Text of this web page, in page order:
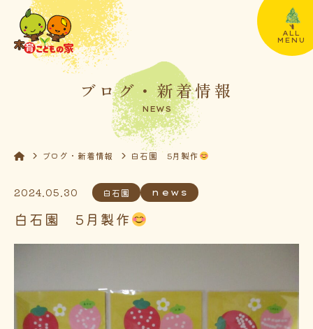
ALL
MENU
ブログ・新着情報
NEWS
ブログ・新着情報 白石園 5月製作
2024.05.30 白石園 news
白石園 5月製作